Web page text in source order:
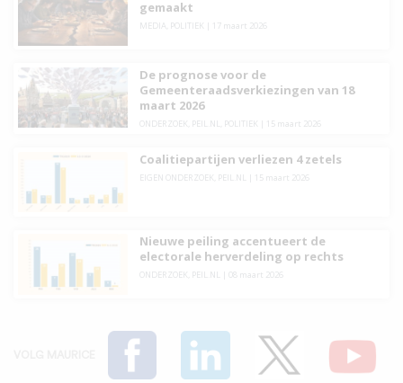
gemaakt
MEDIA POLITIEK 17 maart 2026
De prognose voor de
Gemeenteraadsverkiezingen van 18
maart 2026
ONDERZOEK PEIL.NL POLITIEK 15 maart 2026
Coalitiepartijen verliezen 4 zetels
EIGEN ONDERZOEK PEIL.NL 15 maart 2026
Nieuwe peiling accentueert de
electorale herverdeling op rechts
ONDERZOEK PEIL.NL 08 maart 2026